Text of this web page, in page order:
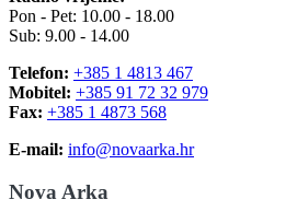
Pon - Pet: 10.00 - 18.00
Sub: 9.00 - 14.00
Telefon: +385 1 4813 467
Mobitel: +385 91 72 32 979
Fax: +385 1 4873 568
E-mail: info@novaarka.hr
Nova Arka